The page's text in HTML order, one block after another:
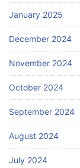
January 2025
December 2024
November 2024
October 2024
September 2024
August 2024
July 2024